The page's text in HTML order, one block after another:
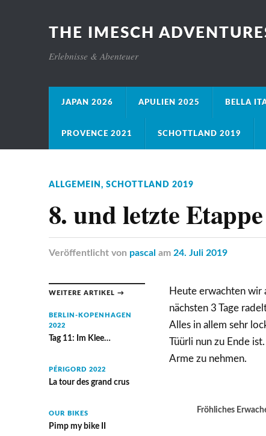
THE IMESCH
Erlebnisse & Abenteuer
JAPAN 2026 APULIEN 2025 BELLA
PROVENCE 2021 SCHOTTLAND 2019
ALLGEMEIN , SCHOTTLAND 2019
8. und letzte
Veröffentlicht von pascal am 24. Juli 2019
WEITERE ARTIKEL →
BERLIN-KOPENHAGEN
2022
Tag 11: Im Klee…
PÉRIGORD 2022
La tour des grand crus
OUR BIKES
Pimp my bike II
Heute erwachten wir
nächsten 3 Tage
Alles in allem sehr
Tüürli nun zu Ende
Arme zu nehmen.
Fröhliches